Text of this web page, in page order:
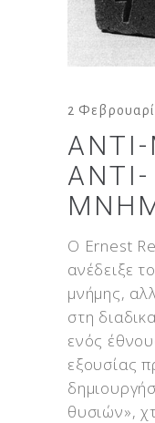
2
ΑΝΤΙ-
Ο Ernest
ανέδειξε
μνήμης,
στη
ενός
εξουσίας
θυσιών»,